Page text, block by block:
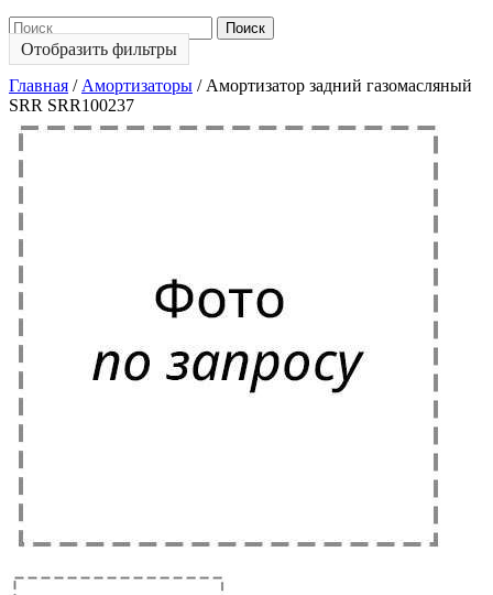
Поиск
Отобразить фильтры
Главная / Амортизаторы / Амортизатор задний газомасляный
SRR SRR100237